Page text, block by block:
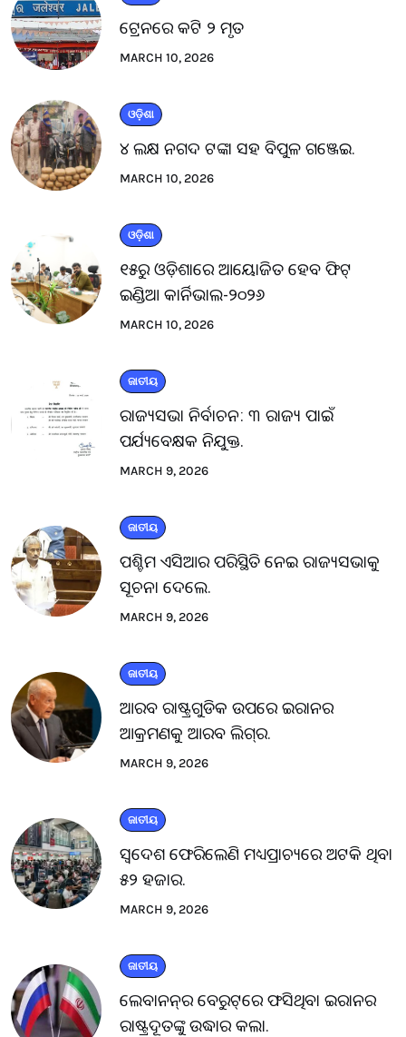
ଟ୍ରେନରେ କଟି ୨ ମୃତ
MARCH 10, 2026
ଓଡ଼ିଶା
୪ ଲକ୍ଷ ନଗଦ ଟଙ୍କା ସହ ବିପୁଳ ଗଞ୍ଜେଇ.
MARCH 10, 2026
ଓଡ଼ିଶା
୧୫ରୁ ଓଡ଼ିଶାରେ ଆୟୋଜିତ ହେବ ଫିଟ୍
ଇଣ୍ଡିଆ କାର୍ନିଭାଲ-୨୦୨୬
MARCH 10, 2026
ଜାତୀୟ
ରାଜ୍ୟସଭା ନିର୍ବାଚନ: ୩ ରାଜ୍ୟ ପାଇଁ
ପର୍ଯ୍ୟବେକ୍ଷକ ନିଯୁକ୍ତ.
MARCH 9, 2026
ଜାତୀୟ
ପଶ୍ଚିମ ଏସିଆର ପରିସ୍ଥିତି ନେଇ ରାଜ୍ୟସଭାକୁ
ସୂଚନା ଦେଲେ.
MARCH 9, 2026
ଜାତୀୟ
ଆରବ ରାଷ୍ଟ୍ରଗୁଡିକ ଉପରେ ଇରାନର
ଆକ୍ରମଣକୁ ଆରବ ଲିଗ୍‌ର.
MARCH 9, 2026
ଜାତୀୟ
ସ୍ବଦେଶ ଫେରିଲେଣି ମଧ୍ୟପ୍ରାଚ୍ୟରେ ଅଟକି ଥିବା
୫୨ ହଜାର.
MARCH 9, 2026
ଜାତୀୟ
ଲେବାନନ୍‌ର ବେରୁଟ୍‌ରେ ଫସିଥିବା ଇରାନର
ରାଷ୍ଟ୍ରଦୂତଙ୍କୁ ଉଦ୍ଧାର କଲା.